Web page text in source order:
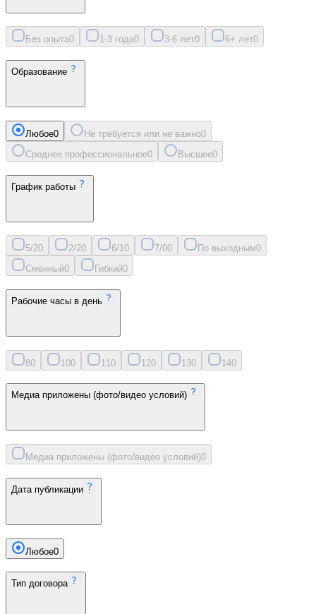
Без опыта0 1-3 года0 3-6 лет0 6+ лет0
Образование
Любое0 Не требуется или не важно0
Среднее профессиональное0 Высшее0
График работы
5/20 2/20 6/10 7/00 По выходным0
Сменный0 Гибкий0
Рабочие часы в день
80 100 11 0 120 130 140
Медиа приложены (фото/видео условий)
Медиа приложены (фото/видео условий)0
Дата публикации
Любое0
Тип договора